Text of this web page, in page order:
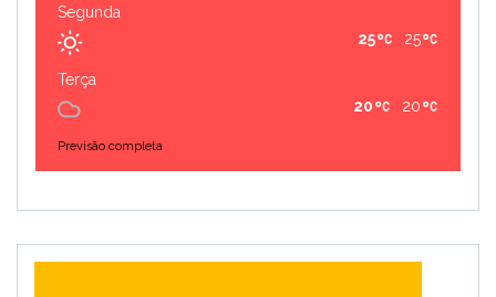
Segunda
25
25
Terça
20
20
Previsão completa